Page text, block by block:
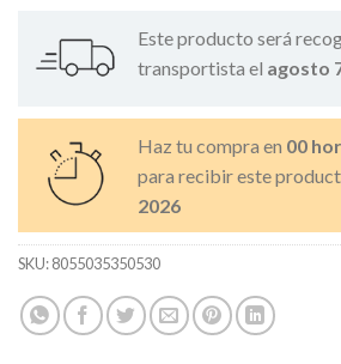
Este producto será
transportista el agosto
Haz tu compra en 00
para recibir este
2026
SKU:8055035350530